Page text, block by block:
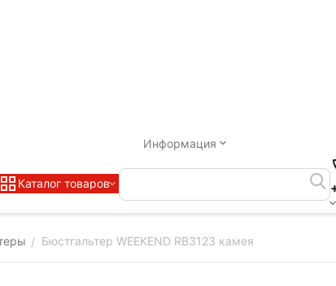
Информация
Каталог товаров
/ Бюстгальтер WEEKEND RB3123 камея